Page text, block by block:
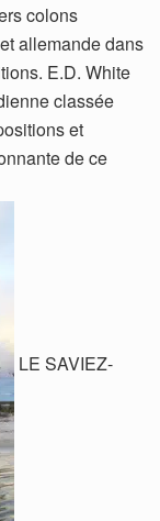
colons
allemande dans
E.D. White
classée
et
de ce
LE SAVIEZ-